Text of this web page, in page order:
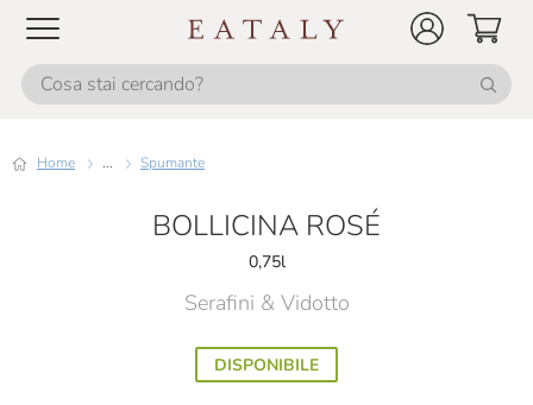
Home ... Spumante
BOLLICINA ROSÉ
0,75l
Serafini & Vidotto
DISPONIBILE